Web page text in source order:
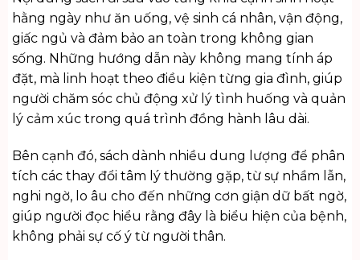
hằng ngày như ăn uống, vệ sinh cá nhân, vận động,
giấc ngủ và đảm bảo an toàn trong không gian
sống. Những hướng dẫn này không mang tính áp
đặt, mà linh hoạt theo điều kiện từng gia đình, giúp
người chăm sóc chủ động xử lý tình huống và quản
lý cảm xúc trong quá trình đồng hành lâu dài.
Bên cạnh đó, sách dành nhiều dung lượng để phân
tích các thay đổi tâm lý thường gặp, từ sự nhầm lẫn,
nghi ngờ, lo âu cho đến những cơn giận dữ bất ngờ,
giúp người đọc hiểu rằng đây là biểu hiện của bệnh,
không phải sự cố ý từ người thân.